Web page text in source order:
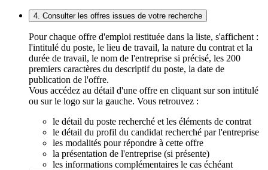
4. Consulter les offres issues de votre recherche
Pour chaque offre d'emploi restituée dans la liste, s'affichent :
l'intitulé du poste, le lieu de travail, la nature du contrat et la
durée de travail, le nom de l'entreprise si précisé, les 200
premiers caractères du descriptif du poste, la date de
publication de l'offre.
Vous accédez au détail d'une offre en cliquant sur son intitulé
ou sur le logo sur la gauche. Vous retrouvez :
le détail du poste recherché et les éléments de contrat
le détail du profil du candidat recherché par l'entreprise
les modalités pour répondre à cette offre
la présentation de l'entreprise (si présente)
les informations complémentaires le cas échéant